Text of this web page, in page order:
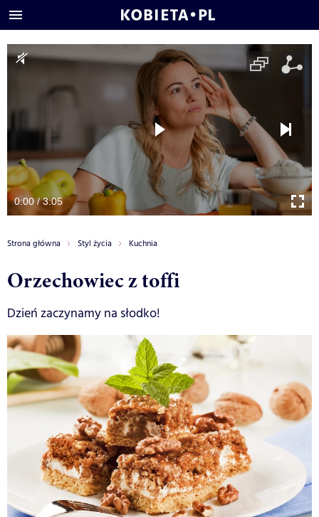
0:00 / 3:05
Strona główna Styl życia Kuchnia
Orzechowiec z toffi
Dzień zaczynamy na słodko!